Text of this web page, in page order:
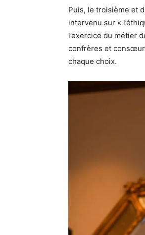
Puis, le troisième et
intervenu sur «
l’exercice du métier
confrères et
chaque choix.